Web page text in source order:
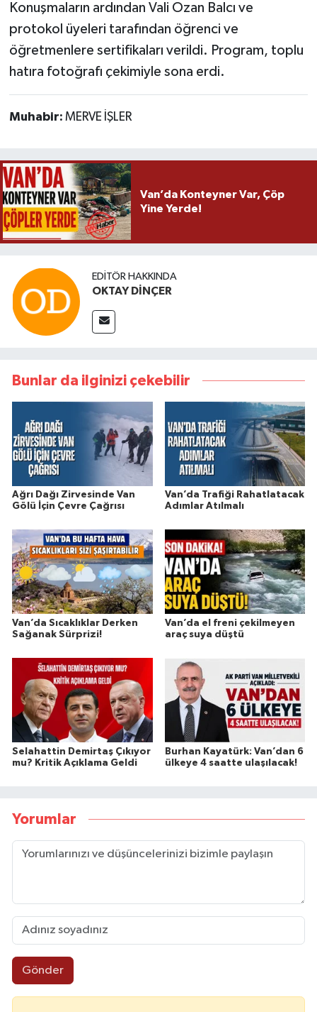
Konuşmaların ardından Vali Ozan Balcı ve
protokol üyeleri tarafından öğrenci ve
öğretmenlere sertifikaları verildi. Program, toplu
hatıra fotoğrafı çekimiyle sona erdi.
Muhabir: MERVE İŞLER
Van’da Konteyner Var, Çöp
Yine Yerde!
EDITÖR HAKKINDA
OKTAY DİNÇER
Bunlar da ilginizi çekebilir
Ağrı Dağı Zirvesinde Van
Gölü İçin Çevre Çağrısı
Van’da Trafiği Rahatlatacak
Adımlar Atılmalı
Van’da Sıcaklıklar Derken
Sağanak Sürprizi!
Van’da el freni çekilmeyen
araç suya düştü
Selahattin Demirtaş Çıkıyor
mu? Kritik Açıklama Geldi
Burhan Kayatürk: Van’dan 6
ülkeye 4 saatte ulaşılacak!
Yorumlar
Gönder